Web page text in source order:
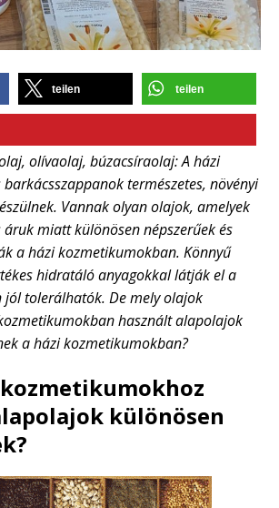
teilen teilen
olívaolaj, búzacsíraolaj: A házi
természetes, növényi
Vannak olyan olajok, amelyek
miatt különösen népszerűek és
a házi kozmetikumokban. Könnyű
hidratáló anyagokkal látják el a
tolerálhatók. De mely olajok
használt alapolajok
a házi kozmetikumokban?
különösen